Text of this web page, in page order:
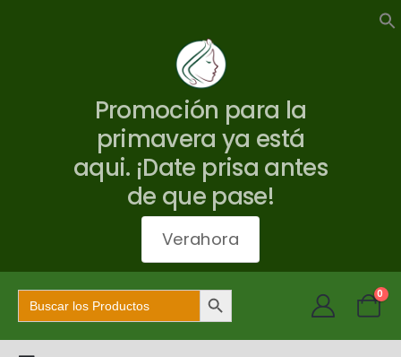
Promoción para la
primavera ya está
aqui. ¡Date prisa antes
de que pase!
Verahora
Buscar: Botón de búsqueda 0